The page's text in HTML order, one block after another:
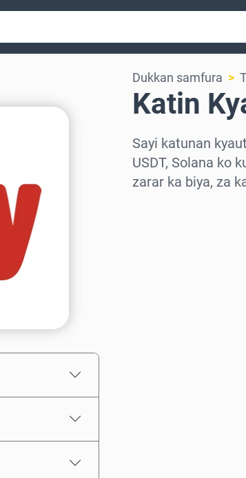
Dukkan samfura
Katin
Sayi katunan
USDT, Solana ko
zarar ka biya, za